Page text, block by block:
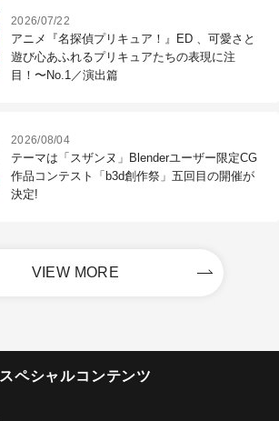
2026/07/22
アニメ『名探偵プリキュア！』ED 、可愛さと
遊び心あふれるプリキュアたちの表現に注
目！〜No.1／演出篇
2026/08/04
テーマは「スザンヌ」Blenderユーザー限定CG
作品コンテスト「b3d創作祭」五回目の開催が
決定!
VIEW MORE
スペシャルコンテンツ